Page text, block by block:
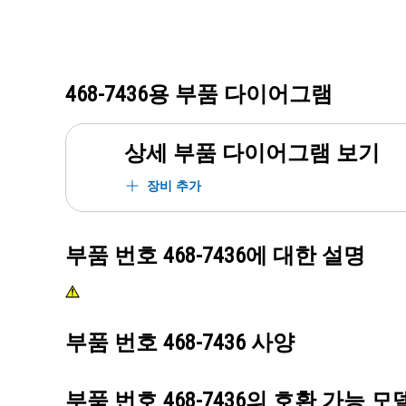
468-7436용 부품 다이어그램
상세 부품 다이어그램 보기
장비 추가
부품 번호 468-7436에 대한 설명
부품 번호 468-7436 사양
부품 번호 468-7436의 호환 가능 모